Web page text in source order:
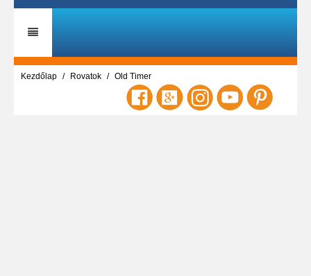
Kezdőlap Rovatok Old Timer